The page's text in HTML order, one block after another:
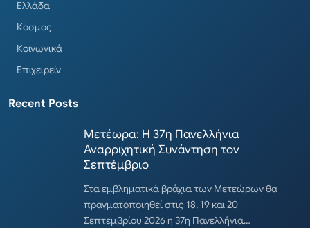
Ελλάδα
Κόσμος
Κοινωνικά
Επιχειρείν
Recent Posts
Μετέωρα: Η 37η Πανελλήνια
Αναρριχητική Συνάντηση τον
Σεπτέμβριο
Στα εμβληματικά βράχια των Μετεώρων θα
πραγματοποιηθεί στις 18, 19 και 20
Σεπτεμβρίου 2026 η 37η Πανελλήνια…